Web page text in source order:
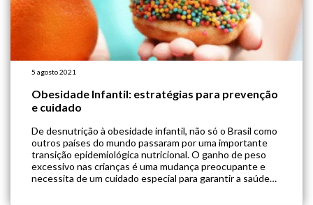
5 agosto 2021
Obesidade Infantil: estratégias para prevenção
e cuidado
De desnutrição à obesidade infantil, não só o Brasil como
outros países do mundo passaram por uma importante
transição epidemiológica nutricional. O ganho de peso
excessivo nas crianças é uma mudança preocupante e
necessita de um cuidado especial para garantir a saúde